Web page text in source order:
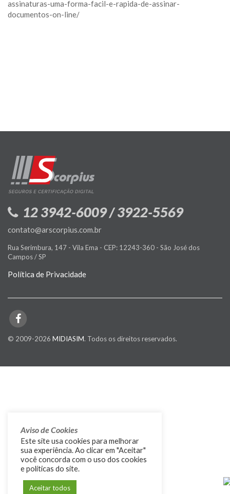
assinaturas-uma-forma-facil-e-rapida-de-assinar-
documentos-on-line/
12 3942-6009 / 3922-5569
contato@arscorpius.com.br
Rua Serimbura, 147 - Vila Ema - CEP: 12243-360 - São José dos
Campos / SP
Política de Privacidade
© 2009-2026 MIDIASIM. Todos os direitos reservados.
Aviso de Cookies
Este site usa cookies para melhorar
sua experiência. Ao clicar em "Aceitar"
você concorda com o uso dos cookies
e políticas do site.
Aceitar todos